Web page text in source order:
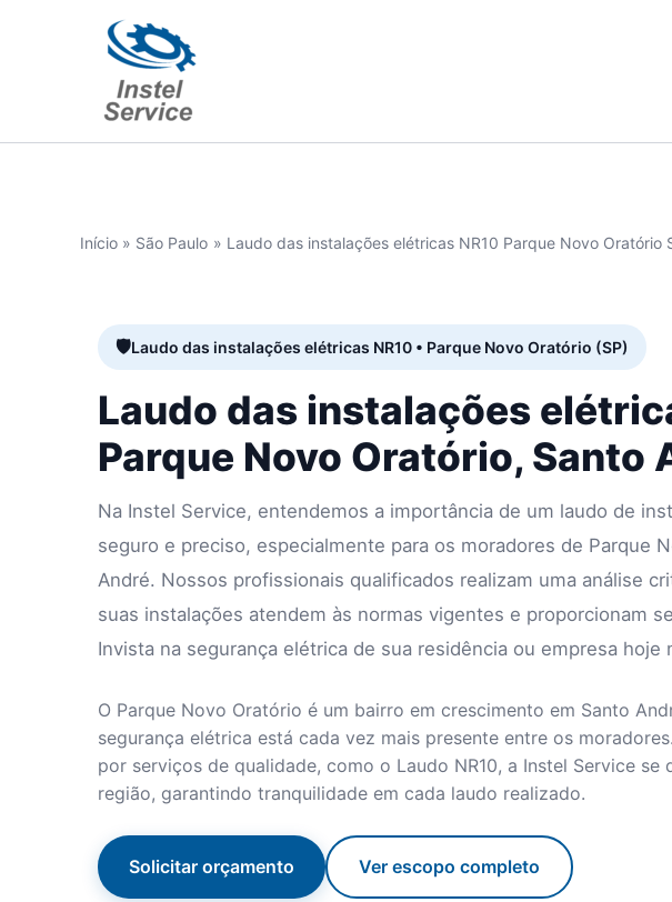
Início São Paulo Laudo das instalações elétricas NR10 Parque Novo Oratório
Laudo das instalações elétricas NR10 • Parque Novo Oratório (SP)
Laudo das instalações
Parque Novo Oratório, Santo
Na Instel Service, entendemos a importância de um laudo de
seguro e preciso, especialmente para os moradores de Parque
André. Nossos profissionais qualificados realizam uma análise
suas instalações atendem às normas vigentes e proporcionam
Invista na segurança elétrica de sua residência ou empresa hoje
O Parque Novo Oratório é um bairro em crescimento em Santo
segurança elétrica está cada vez mais presente entre os
por serviços de qualidade, como o Laudo NR10, a Instel Service se
região, garantindo tranquilidade em cada laudo realizado.
Solicitar orçamento Ver escopo completo